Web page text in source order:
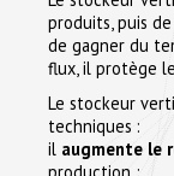
produits, puis
de gagner du
flux, il protège
Le stockeur
techniques :
il augmente le